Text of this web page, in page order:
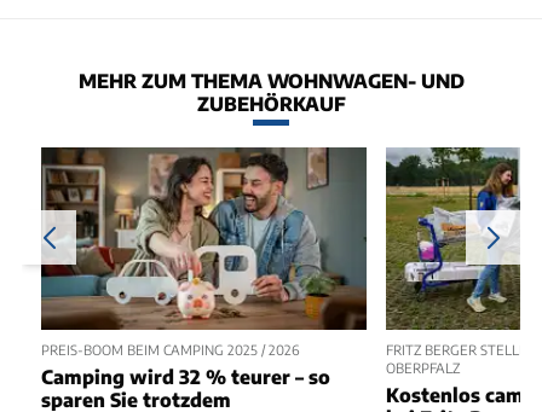
MEHR ZUM THEMA WOHNWAGEN- UND
ZUBEHÖRKAUF
PREIS-BOOM BEIM CAMPING 2025 / 2026
Camping wird 32 % teurer – so
sparen Sie trotzdem
FRITZ BERGER
OBERPFALZ
Kostenlos